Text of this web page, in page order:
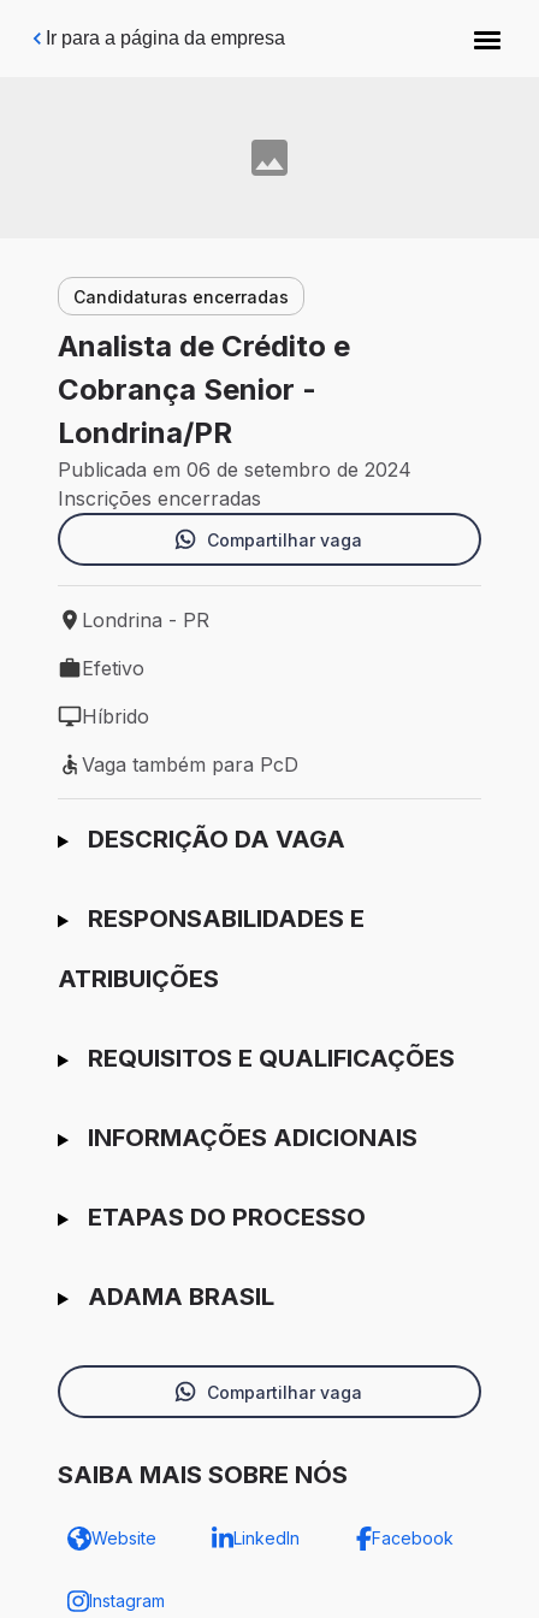
Pular para o conteúdo principal
Ir para a página da empresa
Candidaturas encerradas
Analista de Crédito e
Cobrança Senior -
Londrina/PR
Publicada em 06 de setembro de 2024
Inscrições encerradas
Compartilhar vaga
Local de trabalho: Londrina - PR
Londrina - PR
Tipo de vaga: Efetivo
Efetivo
Modelo de trabalho: Híbrido
Híbrido
Vaga também para PcD
Vaga também para PcD
Ir para candidatura
DESCRIÇÃO DA VAGA
RESPONSABILIDADES E
ATRIBUIÇÕES
REQUISITOS E QUALIFICAÇÕES
INFORMAÇÕES ADICIONAIS
ETAPAS DO PROCESSO
ADAMA BRASIL
Compartilhar vaga
SAIBA MAIS SOBRE NÓS
Website LinkedIn Facebook
Instagram